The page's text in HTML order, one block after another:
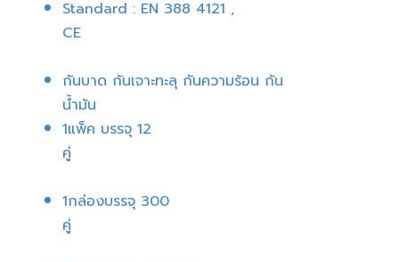
Standard : EN 388 4121 ,
CE
กันบาด กันเจาะทะลุ กันความร้อน กัน
น้ำมัน
1แพ็ค บรรจุ 12
คู่
1กล่องบรรจุ 300
คู่